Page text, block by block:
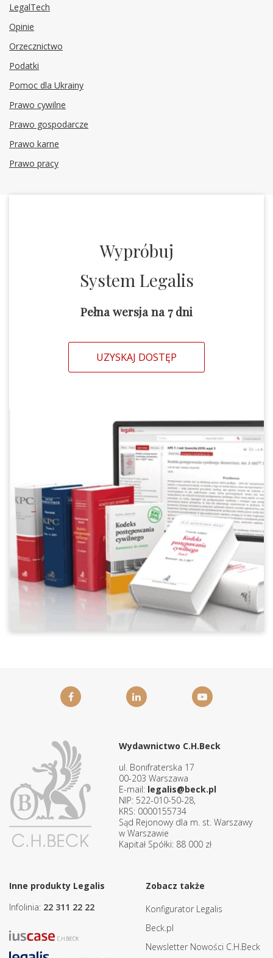
LegalTech
Opinie
Orzecznictwo
Podatki
Pomoc dla Ukrainy
Prawo cywilne
Prawo gospodarcze
Prawo karne
Prawo pracy
Wypróbuj
System Legalis
Pełna wersja na 7 dni
UZYSKAJ DOSTĘP
Wydawnictwo C.H.Beck
ul. Bonifraterska 17
00-203 Warszawa
E-mail: legalis@beck.pl
NIP: 522-010-50-28,
KRS: 0000155734
Sąd Rejonowy dla m. st. Warszawy
w Warszawie
Kapitał Spółki: 88 000 zł
Inne produkty Legalis
Infolinia: 22 311 22 22
Zobacz także
Konfigurator Legalis
Beck.pl
Newsletter Nowości C.H.Beck